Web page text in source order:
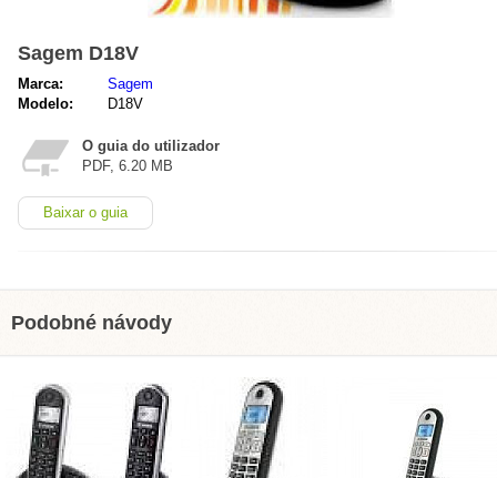
Sagem D18V
Marca:
Sagem
Modelo:
D18V
O guia do utilizador
PDF, 6.20 MB
Baixar o guia
Podobné návody